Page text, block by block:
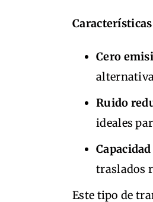
Cero
Ruido
ideales
traslados
Este tipo de